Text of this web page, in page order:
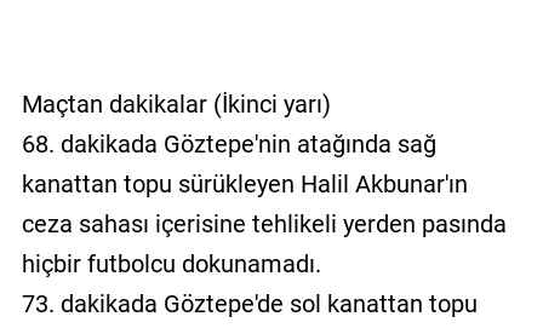
Maçtan dakikalar (İkinci yarı)
68. dakikada Göztepe'nin atağında sağ
kanattan topu sürükleyen Halil Akbunar'ın
ceza sahası içerisine tehlikeli yerden pasında
hiçbir futbolcu dokunamadı.
73. dakikada Göztepe'de sol kanattan topu